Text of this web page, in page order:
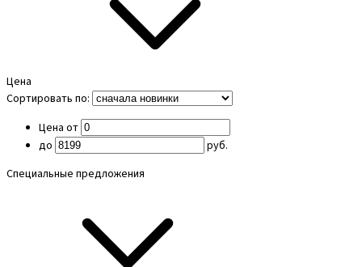
Цена
Сортировать по:
Цена от
до
руб.
Специальные предложения